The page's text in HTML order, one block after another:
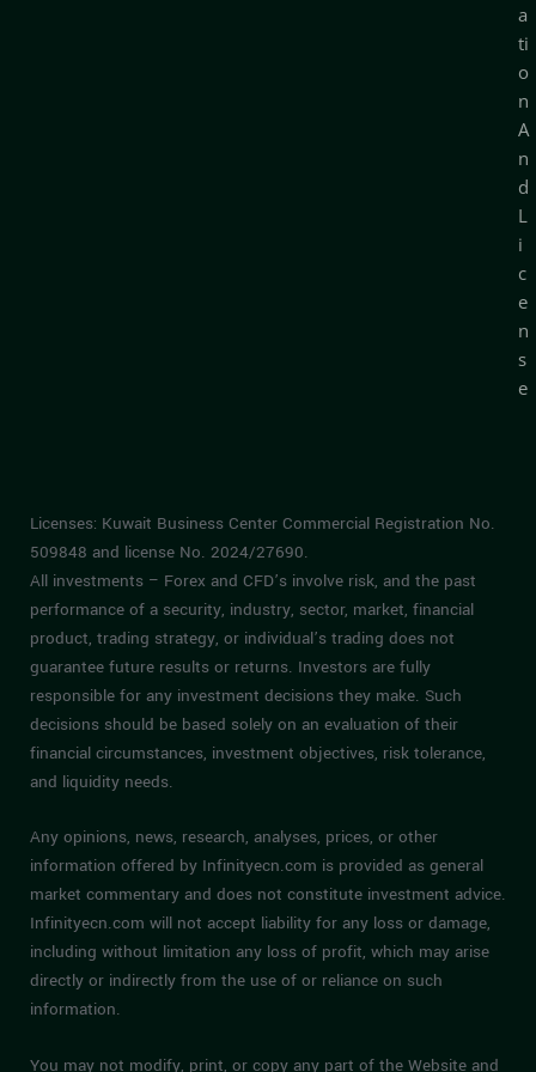
a
ti
o
n
A
n
d
L
i
c
e
n
s
e
Licenses: Kuwait Business Center Commercial Registration No.
509848 and license No. 2024/27690.
All investments – Forex and CFD’s involve risk, and the past
performance of a security, industry, sector, market, financial
product, trading strategy, or individual’s trading does not
guarantee future results or returns. Investors are fully
responsible for any investment decisions they make. Such
decisions should be based solely on an evaluation of their
financial circumstances, investment objectives, risk tolerance,
and liquidity needs.
Any opinions, news, research, analyses, prices, or other
information offered by Infinityecn.com is provided as general
market commentary and does not constitute investment advice.
Infinityecn.com will not accept liability for any loss or damage,
including without limitation any loss of profit, which may arise
directly or indirectly from the use of or reliance on such
information.
You may not modify, print, or copy any part of the Website and